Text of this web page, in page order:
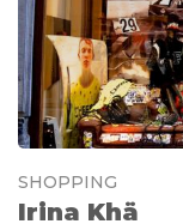
SHOPPING
Irina Khä